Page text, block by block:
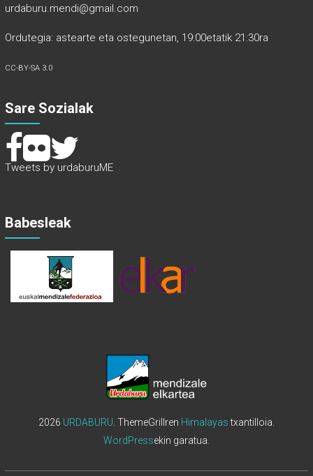
urdaburu.mendi@gmail.com
Ordutegia: astearte eta ostegunetan, 19:00etatik 21:30ra
CC-BY-SA 3.0
Sare Sozialak
Tweets by urdaburuME
Babesleak
2026 URDABURU. ThemeGrillren Himalayastxantilloia.
WordPressekin garatua.